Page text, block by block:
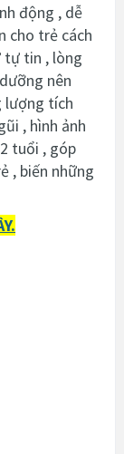
động , dễ
cho trẻ cách
tự tin , lòng
nên
lượng tích
, hình ảnh
tuổi , góp
, biến những